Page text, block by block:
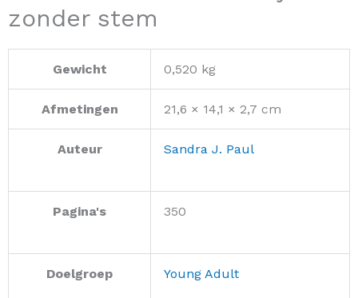
zonder stem
Gewicht 0,520 kg
Afmetingen 21,6 × 14,1 × 2,7 cm
Auteur Sandra J. Paul
Pagina's 350
Doelgroep Young Adult